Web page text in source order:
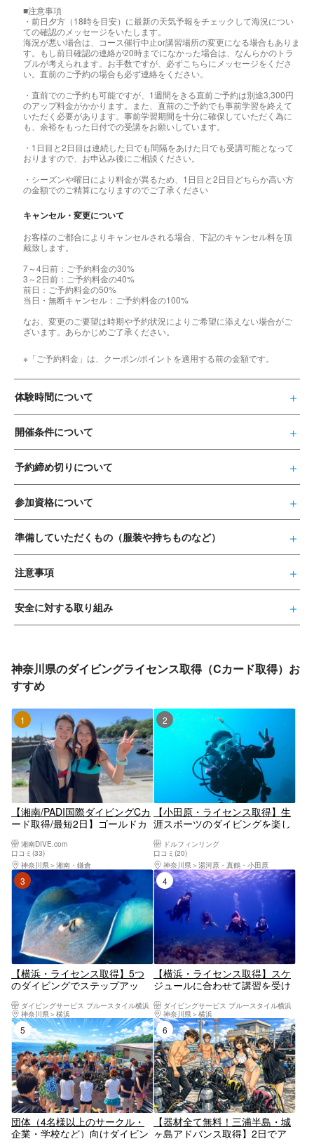
■注意事項
・前日夕方（18時を目安）に最新の天気予報をチェックして海況につい
ての確認のメッセージをいたします。
海況が悪い場合は、コース催行中止or講習場所の変更になる場合もありま
す。もし前日確認の連絡が20時までになかった場合は、なんらかのトラ
ブルが考えられます。お手数ですが、必ずこちらにメッセージをくださ
い。直前のご予約の場合も必ず連絡をください。
・直前でのご予約も可能ですが、1週間をきる直前ご予約は別途3,300円
のアップ料金がかかります。また、直前のご予約でも事前学習を終えて
いただく必要があります。事前学習期間を十分に確保していただく為に
も、余裕をもった日付での受講をお願いしています。
・1日目と2日目は連続した日でも間隔をあけた日でも受講可能となって
おりますので、お申込み後にご相談ください。
・シーズンや曜日により料金が異るため、1日目と2日目どちらか高い方
の金額でのご精算になりますのでご了承ください
キャンセル・変更について
お客様のご都合によりキャンセルされる場合、下記のキャンセル料を頂
戴致します。
7～4日前：ご予約料金の30%
3～2日前：ご予約料金の40%
前日：ご予約料金の50%
当日・無断キャンセル：ご予約料金の100%
なお、変更のご要望は時期や予約状況によりご希望に添えない場合がご
ざいます。あらかじめご了承ください。
※「ご予約料金」は、クーポン/ポイントを適用する前の金額です。
体験時間について
開催条件について
予約締め切りについて
参加資格について
準備していただくもの（服装や持ちものなど）
注意事項
安全に対する取り組み
神奈川県のダイビングライセンス取得（Cカード取得）お
すすめ
1位
【湘南/PADI国際ダイビングCカ
ード取得/最短2日】ゴールドカ
湘南DIVE.com
口コミ(33)
神奈川県
湘南・鎌倉
2位
【小田原・ライセンス取得】生
涯スポーツのダイビングを楽し
ドルフィンリング
口コミ(20)
神奈川県
湯河原・真鶴・小田原
【横浜・ライセンス取得】5つ
のダイビングでステップアッ
ダイビングサービス ブルースタイル横浜
神奈川県
横浜
4位
【横浜・ライセンス取得】スケ
ジュールに合わせて講習を受け
ーコース
ダイビングサービス ブルースタイル横浜
神奈川県
横浜
5位
団体（4名様以上のサークル・
企業・学校など）向けダイビン
6位
【器材全て無料！三浦半島・城
ヶ島アドバンス取得】2日でア